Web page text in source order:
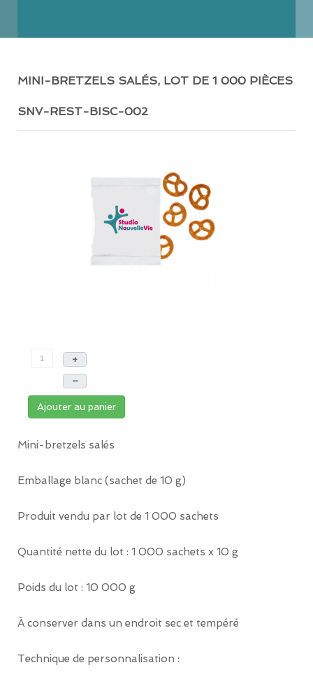
MINI-BRETZELS SALÉS, LOT DE 1 000 PIÈCES
SNV-REST-BISC-002
+
–
Ajouter au panier
Mini-bretzels salés
Emballage blanc (sachet de 10 g)
Produit vendu par lot de 1 000 sachets
Quantité nette du lot : 1 000 sachets x 10 g
Poids du lot : 10 000 g
À conserver dans un endroit sec et tempéré
Technique de personnalisation :